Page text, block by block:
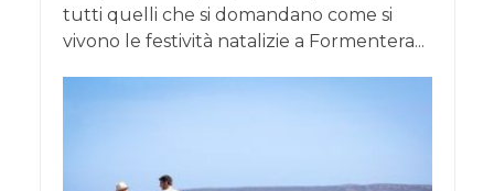
tutti quelli che si domandano come si
vivono le festività natalizie a Formentera...